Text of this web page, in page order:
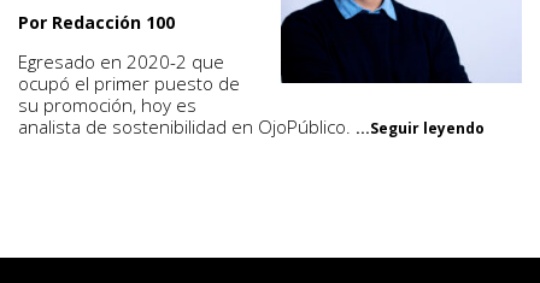
Por Redacción 100
Egresado en 2020-2 que
ocupó el primer puesto de
su promoción, hoy es
analista de sostenibilidad en OjoPúblico. ...Seguir leyendo